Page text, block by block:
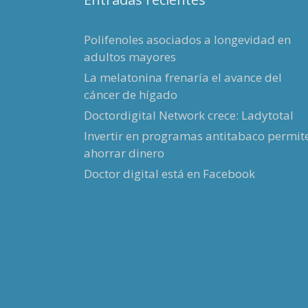
Polifenoles asociados a longevidad en
adultos mayores
La melatonina frenaría el avance del
cáncer de hígado
Doctordigital Network crece: Ladytotal
Invertir en programas antitabaco
ahorrar dinero
Doctor digital está en Facebook